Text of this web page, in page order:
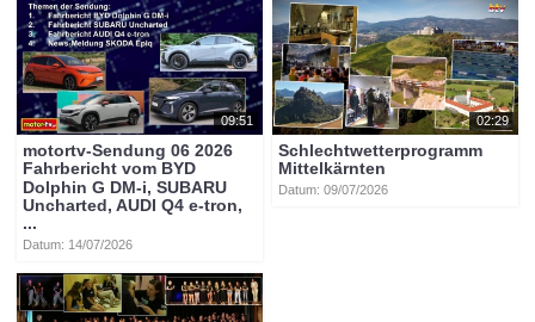
09:51
motortv-Sendung 06 2026
Fahrbericht vom BYD
Dolphin G DM-i, SUBARU
Uncharted, AUDI Q4 e-tron,
...
Datum: 14/07/2026
02:29
Schlechtwetterprogramm
Mittelkärnten
Datum: 09/07/2026